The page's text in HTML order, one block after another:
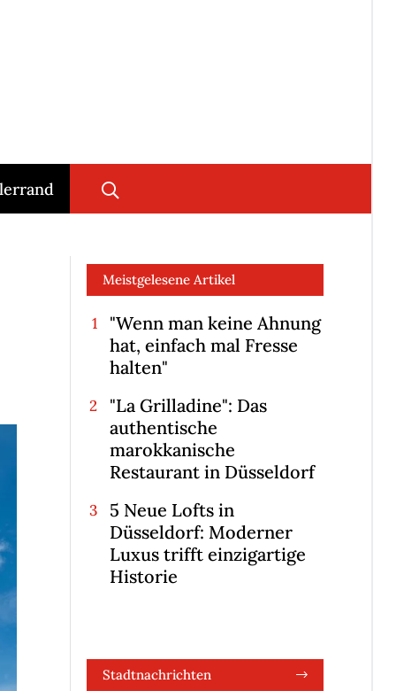
Meistgelesene Artikel
"Wenn man keine Ahnung
hat, einfach mal Fresse
halten"
"La Grilladine": Das
authentische
marokkanische
Restaurant in Düsseldorf
5 Neue Lofts in
Düsseldorf: Moderner
Luxus trifft einzigartige
Historie
Stadtnachrichten